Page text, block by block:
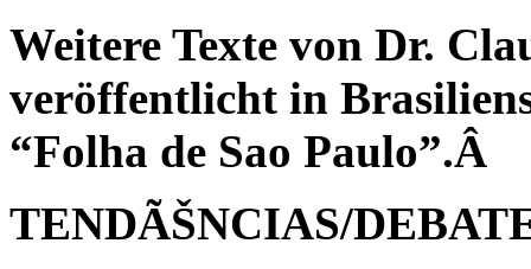
Weitere Texte von Dr.
veröffentlicht in
“Folha de Sao Paulo”.Â
TENDÃŠNCIAS/